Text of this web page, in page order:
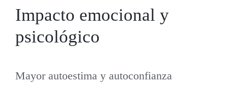
Impacto emocional y
psicológico
Mayor autoestima y autoconfianza